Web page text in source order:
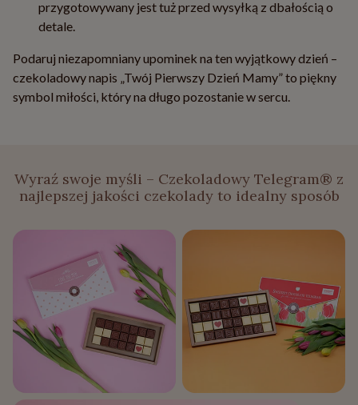
przygotowywany jest tuż przed wysyłką z dbałością o
detale.
Podaruj niezapomniany upominek na ten wyjątkowy dzień –
czekoladowy napis „Twój Pierwszy Dzień Mamy” to piękny
symbol miłości, który na długo pozostanie w sercu.
Wyraź swoje myśli – Czekoladowy Telegram® z
najlepszej jakości czekolady to idealny sposób